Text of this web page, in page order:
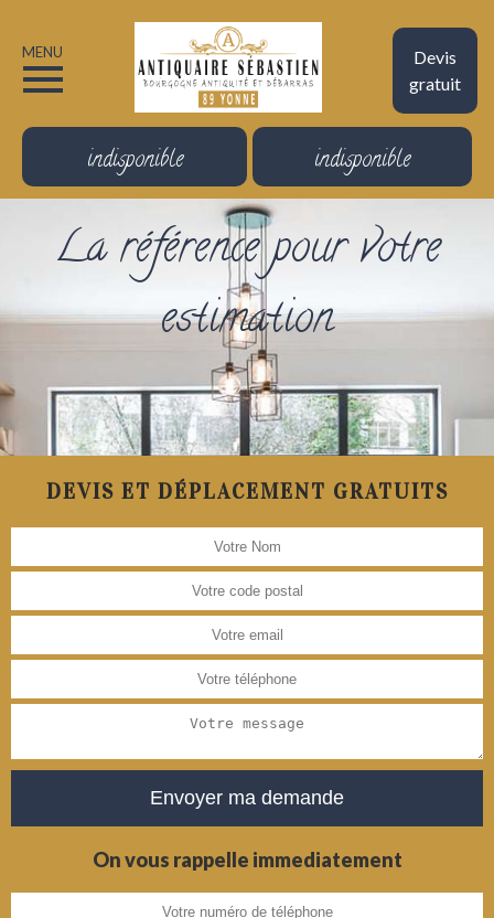
Devis
gratuit
MENU
indisponible indisponible
La référence pour votre
estimation
DEVIS ET DÉPLACEMENT GRATUITS
On vous rappelle immediatement